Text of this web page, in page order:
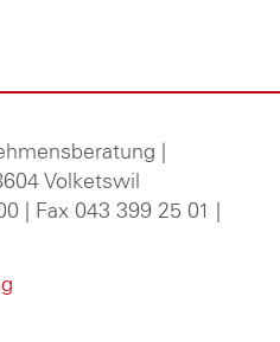
Volketswil
| Fax 043 399 25 01 |